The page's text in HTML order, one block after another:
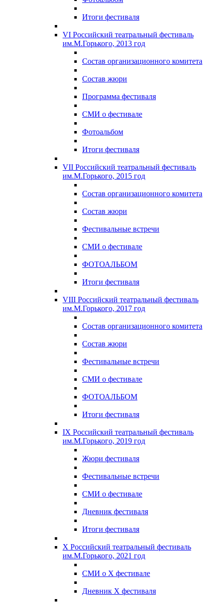
Итоги фестиваля
VI Российский театральный фестиваль
им.М.Горького, 2013 год
Состав организационного комитета
Состав жюри
Программа фестиваля
СМИ о фестивале
Фотоальбом
Итоги фестиваля
VII Российский театральный фестиваль
им.М.Горького, 2015 год
Состав организационного комитета
Состав жюри
Фестивальные встречи
СМИ о фестивале
ФОТОАЛЬБОМ
Итоги фестиваля
VIII Российский театральный фестиваль
им.М.Горького, 2017 год
Состав организационного комитета
Состав жюри
Фестивальные встречи
СМИ о фестивале
ФОТОАЛЬБОМ
Итоги фестиваля
IX Российский театральный фестиваль
им.М.Горького, 2019 год
Жюри фестиваля
Фестивальные встречи
СМИ о фестивале
Дневник фестиваля
Итоги фестиваля
X Российский театральный фестиваль
им.М.Горького, 2021 год
СМИ о X фестивале
Дневник X фестиваля